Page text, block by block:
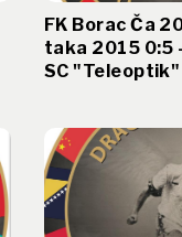
FK Borac Ča
taka 2015 0:5
SC "Teleoptik"